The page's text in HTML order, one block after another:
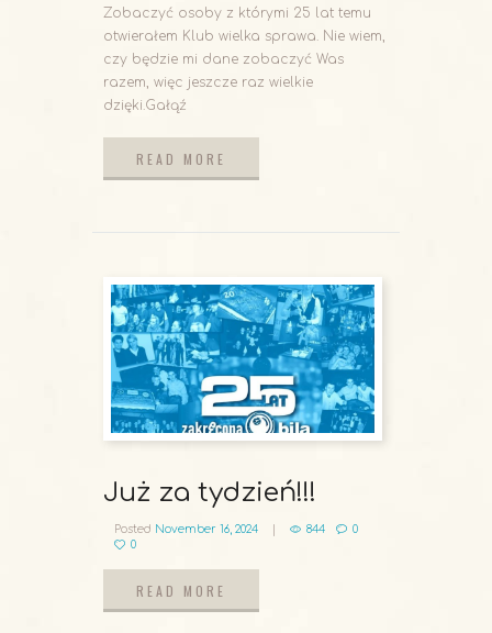
Zobaczyć osoby z którymi 25 lat temu
otwierałem Klub wielka sprawa. Nie wiem,
czy będzie mi dane zobaczyć Was
razem, więc jeszcze raz wielkie
dzięki.Gałąź
READ MORE
Już za tydzień!!!
Posted November 16, 2024 844
0
0
READ MORE